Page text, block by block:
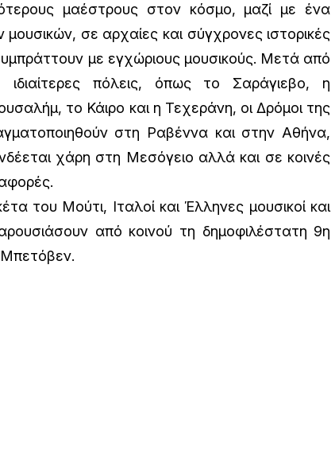
μαέστρους στον κόσμο, μαζί με ένα
σε αρχαίες και σύγχρονες ιστορικές
με εγχώριους μουσικούς. Μετά από
ιδιαίτερες πόλεις, όπως το Σαράγιεβο, η
το Κάιρο και η Τεχεράνη, οι Δρόμοι της
στη Ραβέννα και στην Αθήνα,
χάρη στη Μεσόγειο αλλά και σε κοινές
του Μούτι, Ιταλοί και Έλληνες μουσικοί και
από κοινού τη δημοφιλέστατη 9η